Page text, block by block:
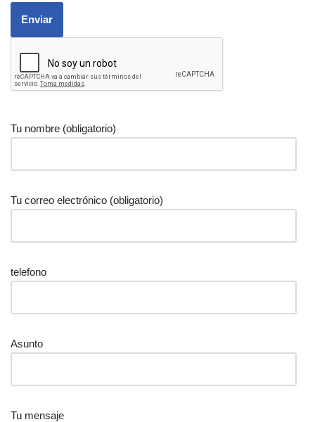
Tu nombre (obligatorio)
Tu correo electrónico (obligatorio)
telefono
Asunto
Tu mensaje